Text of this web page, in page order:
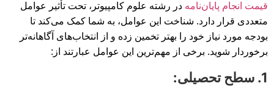
قیمت انجام پایان‌نامه در رشته علوم کامپیوتر، تحت تأثیر عوامل
متعددی قرار دارد. شناخت این عوامل، به شما کمک می‌کند تا
بودجه مورد نیاز خود را بهتر تخمین زده و از انتخاب‌های آگاهانه‌تر
برخوردار شوید. برخی از مهم‌ترین این عوامل عبارتند از:
1. سطح تحصیلی: